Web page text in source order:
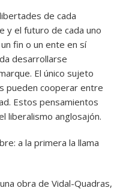
de cada
y el futuro de cada uno
fin o un ente en sí
desarrollarse
El único sujeto
pueden cooperar entre
Estos pensamientos
liberalismo anglosajón.
a la primera la llama
obra de Vidal-Quadras,